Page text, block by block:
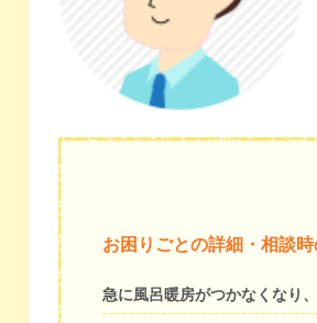
お困りごとの詳細・相談
急に風呂暖房がつかなくなり